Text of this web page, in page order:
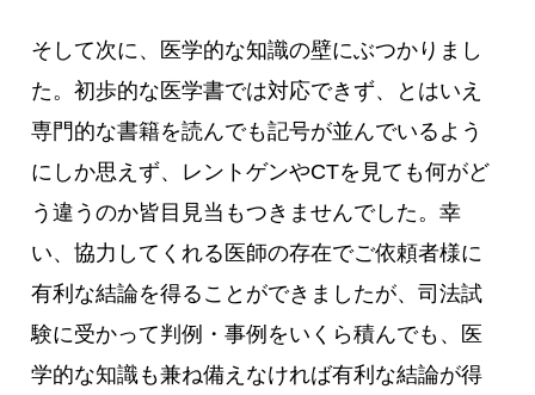
そして次に、医学的な知識の壁にぶつかりまし
た。初歩的な医学書では対応できず、とはいえ
専門的な書籍を読んでも記号が並んでいるよう
にしか思えず、レントゲンやCTを見ても何がど
う違うのか皆目見当もつきませんでした。幸
い、協力してくれる医師の存在でご依頼者様に
有利な結論を得ることができましたが、司法試
験に受かって判例・事例をいくら積んでも、医
学的な知識も兼ね備えなければ有利な結論が得